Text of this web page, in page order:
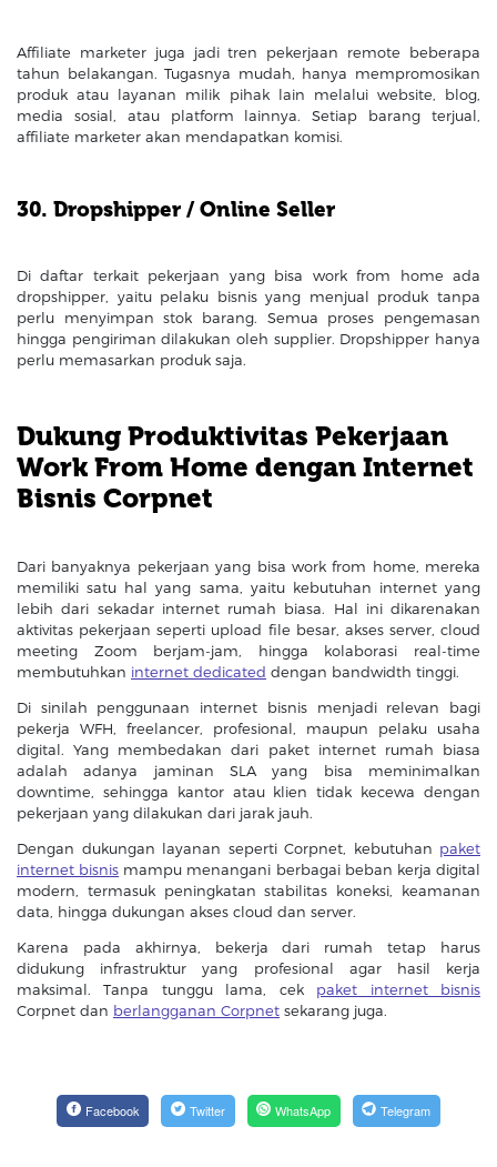
Affiliate marketer juga jadi tren pekerjaan remote beberapa
tahun belakangan. Tugasnya mudah, hanya mempromosikan
produk atau layanan milik pihak lain melalui website, blog,
media sosial, atau platform lainnya. Setiap barang terjual,
affiliate marketer akan mendapatkan komisi.
30. Dropshipper / Online Seller
Di daftar terkait pekerjaan yang bisa work from home ada
dropshipper, yaitu pelaku bisnis yang menjual produk tanpa
perlu menyimpan stok barang. Semua proses pengemasan
hingga pengiriman dilakukan oleh supplier. Dropshipper hanya
perlu memasarkan produk saja.
Dukung Produktivitas Pekerjaan
Work From Home dengan Internet
Bisnis Corpnet
Dari banyaknya pekerjaan yang bisa work from home, mereka
memiliki satu hal yang sama, yaitu kebutuhan internet yang
lebih dari sekadar internet rumah biasa. Hal ini dikarenakan
aktivitas pekerjaan seperti upload file besar, akses server, cloud
meeting Zoom berjam-jam, hingga kolaborasi real-time
membutuhkan internet dedicated dengan bandwidth tinggi.
Di sinilah penggunaan internet bisnis menjadi relevan bagi
pekerja WFH, freelancer, profesional, maupun pelaku usaha
digital. Yang membedakan dari paket internet rumah biasa
adalah adanya jaminan SLA yang bisa meminimalkan
downtime, sehingga kantor atau klien tidak kecewa dengan
pekerjaan yang dilakukan dari jarak jauh.
Dengan dukungan layanan seperti Corpnet, kebutuhan paket
internet bisnis mampu menangani berbagai beban kerja digital
modern, termasuk peningkatan stabilitas koneksi, keamanan
data, hingga dukungan akses cloud dan server.
Karena pada akhirnya, bekerja dari rumah tetap harus
didukung infrastruktur yang profesional agar hasil kerja
maksimal. Tanpa tunggu lama, cek paket internet bisnis
Corpnet dan berlangganan Corpnet sekarang juga.
Facebook Twitter WhatsApp Telegram